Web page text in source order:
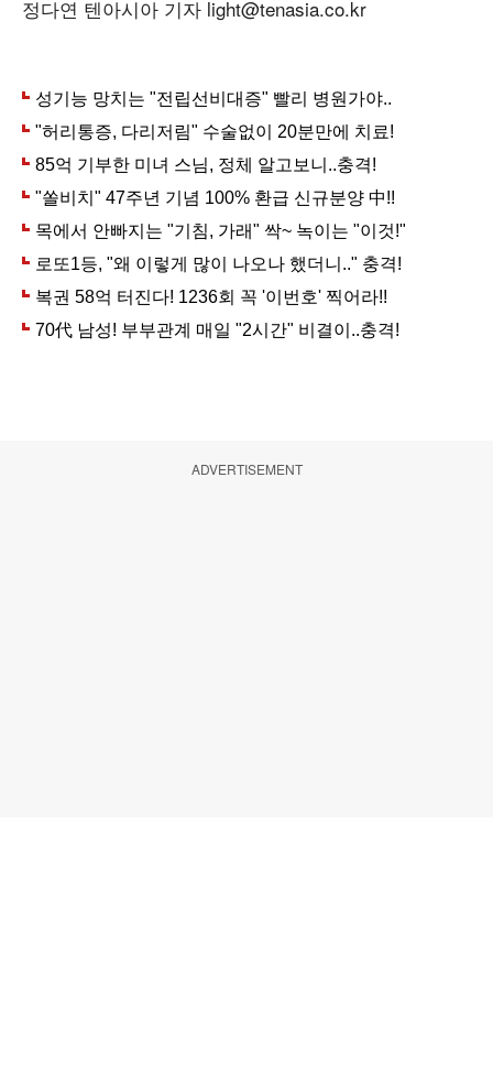
정다연 텐아시아 기자 light@tenasia.co.kr
ADVERTISEMENT